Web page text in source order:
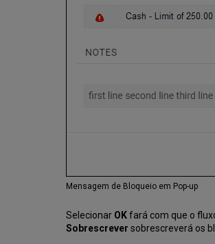
Mensagem de Bloqueio em Pop-up
Selecionar OKfará com que o
Sobrescrever sobrescreverá os